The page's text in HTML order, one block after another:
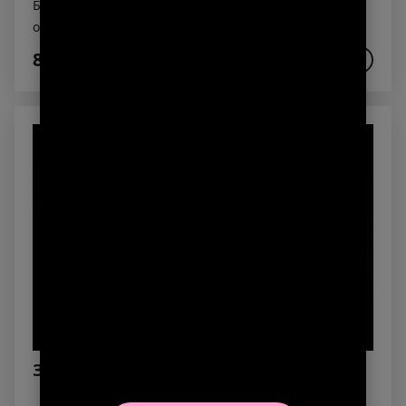
Бедро куриное, романо, шпинат, огурцы, черри,
ореховый соус, трюфельное масло, картофель пай
820₽
Зеленый салат Эйва